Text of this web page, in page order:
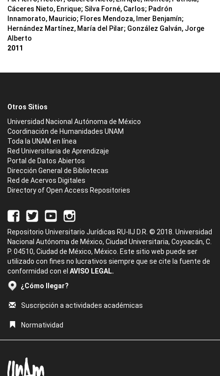
Cáceres Nieto, Enrique; Silva Forné, Carlos; Padrón
Innamorato, Mauricio; Flores Mendoza, Imer Benjamín;
Hernández Martínez, María del Pilar; González Galván, Jorge
Alberto
2011
Otros Sitios
Universidad Nacional Autónoma de México
Coordinación de Humanidades UNAM
Toda la UNAM en línea
Red Universitaria de Aprendizaje
Portal de Datos Abiertos
Dirección General de Bibliotecas
Red de Acervos Digitales
Directory of Open Access Repositories
Repositorio Universitario Jurídicas RU-IIJ D.R. © 2018. Universidad
Nacional Autónoma de México, Ciudad Universitaria, Coyoacán, C.
P. 04510, Ciudad de México, México. Este sitio web puede ser
utilizado con fines no lucrativos siempre que se cite la fuente de
conformidad con el AVISO LEGAL.
¿Cómo llegar?
Suscripción a actividades académicas
Normatividad